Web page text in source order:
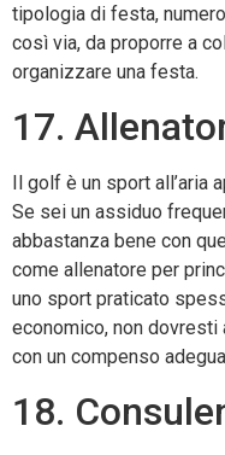
tipologia di festa,
così via, da proporre a
organizzare una festa.
17.
Il golf è un sport all’aria
Se sei un assiduo
abbastanza bene con
come allenatore per
uno sport praticato
economico, non dovresti
con un compenso
18.